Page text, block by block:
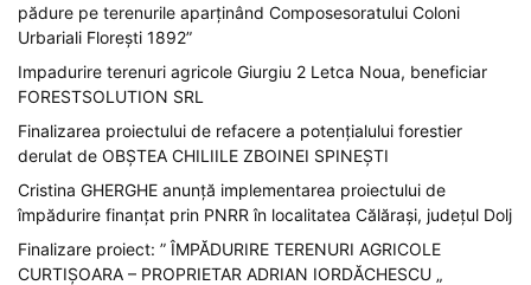
pădure pe terenurile aparținând Composesoratului Coloni
Urbariali Florești 1892”
Impadurire terenuri agricole Giurgiu 2 Letca Noua, beneficiar
FORESTSOLUTION SRL
Finalizarea proiectului de refacere a potențialului forestier
derulat de OBȘTEA CHILIILE ZBOINEI SPINEȘTI
Cristina GHERGHE anunță implementarea proiectului de
împădurire finanțat prin PNRR în localitatea Călărași, județul Dolj
Finalizare proiect: ” ÎMPĂDURIRE TERENURI AGRICOLE
CURTIȘOARA – PROPRIETAR ADRIAN IORDĂCHESCU „